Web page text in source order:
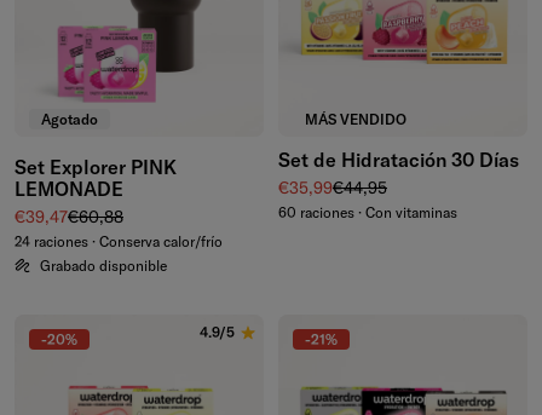
Agotado
Set Explorer PINK
LEMONADE
Precio de venta
€39,47Precio normal
€60,88
24 raciones · Conserva calor/frío
Grabado disponible
MÁS VENDIDO
Set de Hidratación 30 Días
Precio de venta
€35,99Precio normal
€44,95
60 raciones · Con vitaminas
-20% 4.9/5 -21%